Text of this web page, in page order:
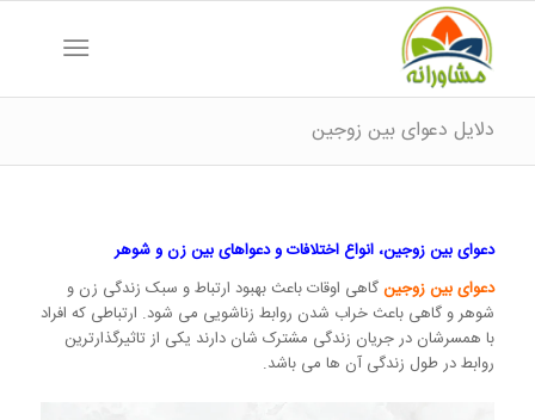
دلایل دعوای بین زوجین
دعوای بین زوجین، انواع اختلافات و دعواهای بین زن و شوهر
دعوای بین زوجین گاهی اوقات باعث بهبود ارتباط و سبک زندگی زن و
شوهر و گاهی باعث خراب شدن روابط زناشویی می شود. ارتباطی که افراد
با همسرشان در جریان زندگی مشترک شان دارند یکی از تاثیرگذارترین
روابط در طول زندگی آن ها می باشد.